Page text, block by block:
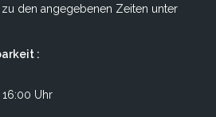
den angegebenen Zeiten unter
:
Uhr